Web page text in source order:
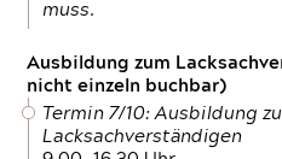
muss.
Ausbildung zum
nicht einzeln buchbar)
Termin 7/10: Ausbildung
Lacksachverständigen